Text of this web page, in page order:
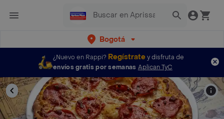
Bogotá
¿Nuevo en Rappi? Regístratey disfruta de
envíos gratis por semanas Aplican TyC